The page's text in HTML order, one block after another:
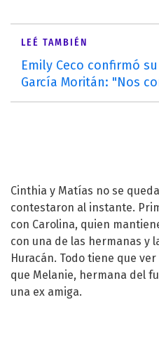
LEÉ TAMBIÉN
Emily Ceco confirmó
García Moritán: "Nos
Cinthia y Matías no se
contestaron al instante.
con Carolina, quien
con una de las hermanas y
Huracán. Todo tiene que
que Melanie, hermana del
una ex amiga.